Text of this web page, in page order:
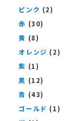
ピンク (2)
赤 (30)
黄 (8)
オレンジ (2)
紫 (1)
黒 (12)
青 (43)
ゴールド (1)